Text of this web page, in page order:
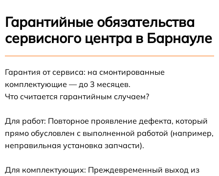
Гарантийные обязательства
сервисного центра в Барнауле
Гарантия от сервиса: на смонтированные
комплектующие — до 3 месяцев.
Что считается гарантийным случаем?
Для работ: Повторное проявление дефекта, который
прямо обусловлен с выполненной работой (например,
неправильная установка запчасти).
Для комплектующих: Преждевременный выход из